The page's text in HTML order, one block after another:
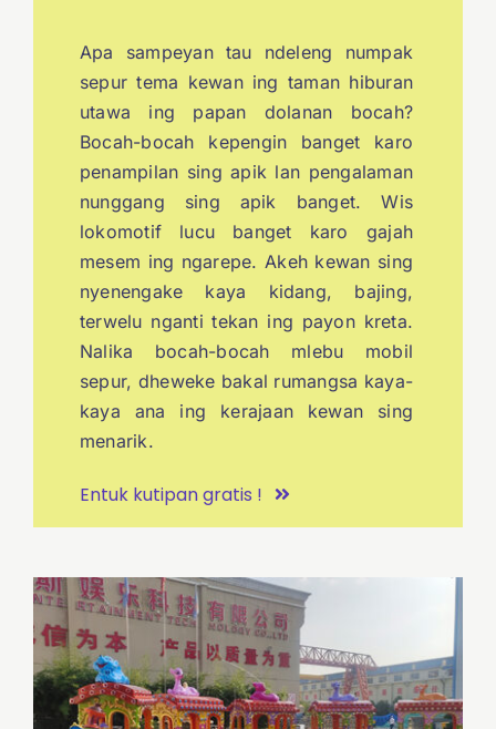
Apa sampeyan tau ndeleng numpak
sepur tema kewan ing taman hiburan
utawa ing papan dolanan bocah?
Bocah-bocah kepengin banget karo
penampilan sing apik lan pengalaman
nunggang sing apik banget. Wis
lokomotif lucu banget karo gajah
mesem ing ngarepe. Akeh kewan sing
nyenengake kaya kidang, bajing,
terwelu nganti tekan ing payon kreta.
Nalika bocah-bocah mlebu mobil
sepur, dheweke bakal rumangsa kaya-
kaya ana ing kerajaan kewan sing
menarik.
Entuk kutipan gratis !